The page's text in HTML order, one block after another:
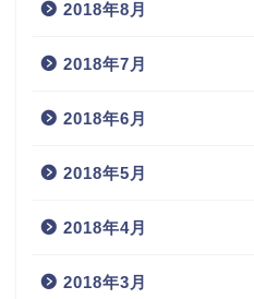
2018年8月
2018年7月
2018年6月
2018年5月
2018年4月
2018年3月